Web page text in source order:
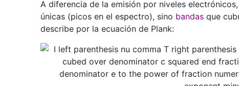
A diferencia de la emisión por niveles
únicas (picos en el espectro), sino bandasque
describe por la ecuación de Plank: